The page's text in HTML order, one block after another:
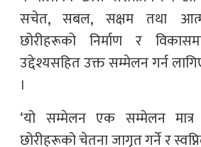
सचेत, सबल, सक्षम तथा
छोरीहरूको निर्माण र
उद्देश्यसहित उक्त सम्मेलन गर्न
।
‘यो सम्मेलन एक सम्मेलन मात्र
छोरीहरूको चेतना जागृत गर्ने र